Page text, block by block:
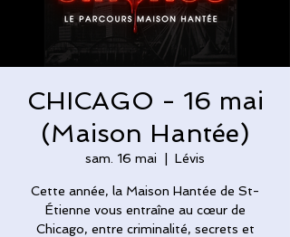
CHICAGO - 16 mai
(Maison Hantée)
sam. 16 mai Lévis
Cette année, la Maison Hantée de St-
Étienne vous entraîne au cœur de
Chicago, entre criminalité, secrets et